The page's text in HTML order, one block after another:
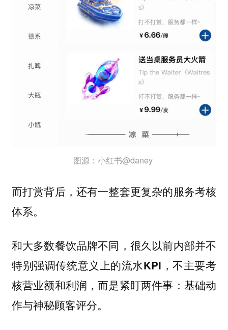
图源：小红书@daney
而打赏背后，还有一整套更复杂的服务考核
体系。
和大多数餐饮品牌不同， 很久以前内部并不
特别强调传统意义上的流水KPI，不主要考
核营业额和利润，而是紧盯两件事：基础动
作与神秘顾客评分。